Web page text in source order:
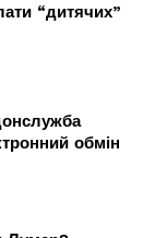
“дитячих”
обмін